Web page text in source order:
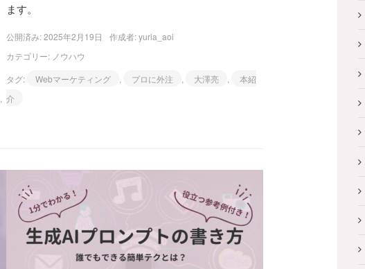
ます。
公開済み: 2025年2月19日 作成者:yuria_aoi
カテゴリー: ノウハウ
タグ:
Webマーケティング プロに外注 大澤亮
本紹
介